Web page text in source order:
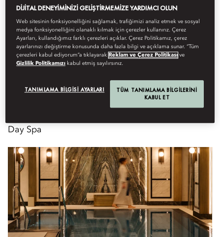
Experience the essence of summer with our Afternoon Tea –
Summer Edition at Atelier 7 The Café.
A harmonious composition of sweet and savoury ...
Daha Fazlasına Göz Atın
Menu Book Table
Day Spa
DIJITAL DENEYIMINIZI GELIŞTIRMEMIZE YARDIMCI OLUN
Web sitesinin fonksiyonelliğini sağlamak, trafiğimizi analiz etmek ve sosyal
medya fonksiyonelliğini olanaklı kılmak için çerezler kullanırız. Çerez
Ayarları, kullandığımız farklı çerezleri açıklar. Çerez Politikamız, çerez
ayarlarınızı değiştirme konusunda daha fazla bilgi ve açıklama sunar. “Tüm
çerezleri kabul ediyorum”a tıklayarak Reklam ve Çerez Politikası ve
Gizlilik Politikamızı kabul etmiş sayılırsınız.
TANIMLAMA BILGISI AYARLARI
TÜM TANIMLAMA BILGILERINI
KABUL ET